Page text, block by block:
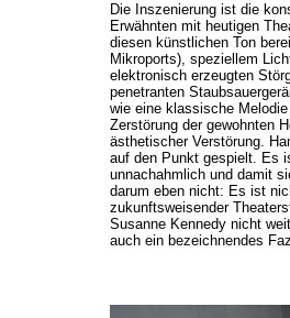
Die Inszenierung ist die
Erwähnten mit heutigen
diesen künstlichen Ton
Mikroports), speziellem
elektronisch erzeugten
penetranten
wie eine klassische
Zerstörung der gewohnten
ästhetischer Verstörung.
auf den Punkt gespielt. Es
unnachahmlich und damit
darum eben nicht: Es ist
zukunftsweisender
Susanne Kennedy nicht
auch ein bezeichnendes